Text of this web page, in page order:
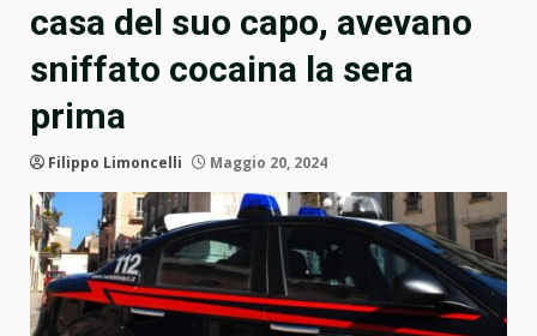
casa del suo capo, avevano
sniffato cocaina la sera
prima
Filippo Limoncelli Maggio 20, 2024